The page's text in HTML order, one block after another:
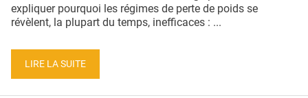
QUI SOMMES-NOUS ?
CONDITIONS GÉNÉRALES
expliquer pourquoi les régimes de perte de poids se
révèlent, la plupart du temps, inefficaces : ...
LIRE LA SUITE